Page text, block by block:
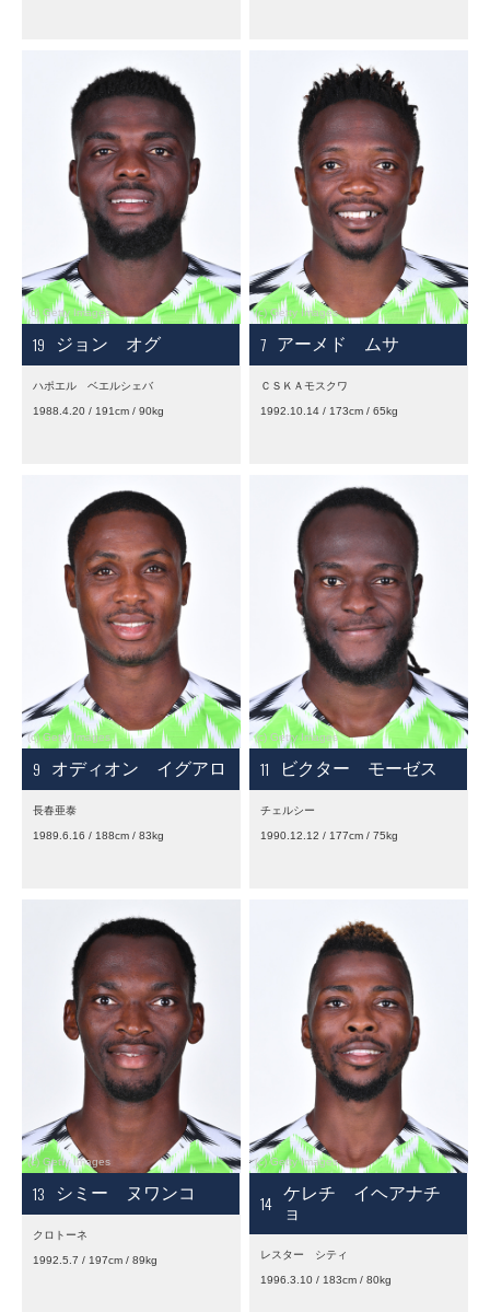
19 ジョン オグ
ハポエル ベエルシェバ
1988.4.20 / 191cm / 90kg
7 アーメド ムサ
ＣＳＫＡモスクワ
1992.10.14 / 173cm / 65kg
9 オディオン イグアロ
長春亜泰
1989.6.16 / 188cm / 83kg
11 ビクター モーゼス
チェルシー
1990.12.12 / 177cm / 75kg
13 シミー ヌワンコ
クロトーネ
1992.5.7 / 197cm / 89kg
14 ケレチ イヘアナチ
ョ
レスター シティ
1996.3.10 / 183cm / 80kg